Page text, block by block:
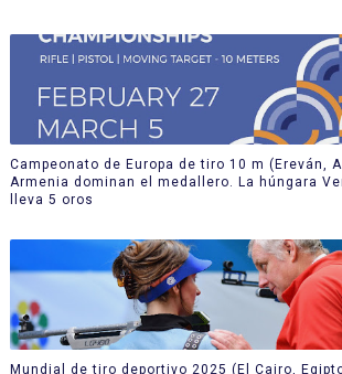
Campeonato de Europa de tiro 10 m (Ereván,
Armenia dominan el medallero. La húngara
lleva 5 oros
Mundial de tiro deportivo 2025 (El Cairo,